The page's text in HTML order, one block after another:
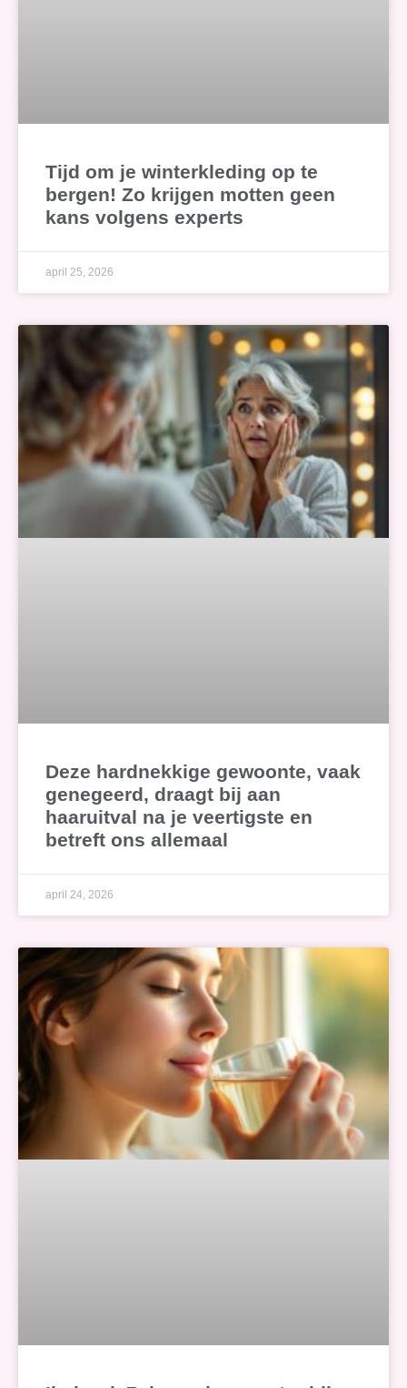
Tijd om je winterkleding op te
bergen! Zo krijgen motten geen
kans volgens experts
april 25, 2026
Deze hardnekkige gewoonte, vaak
genegeerd, draagt bij aan
haaruitval na je veertigste en
betreft ons allemaal
april 24, 2026